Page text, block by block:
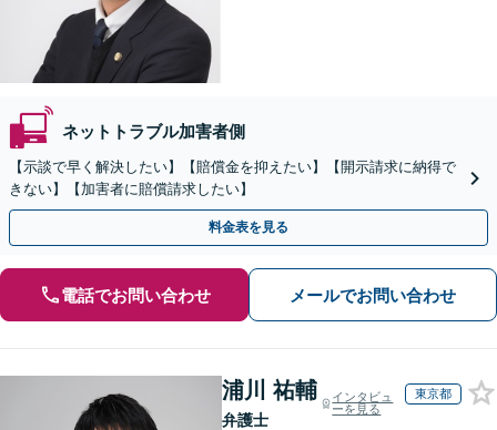
ネットトラブル加害者側
【示談で早く解決したい】【賠償金を抑えたい】【開示請求に納得で
きない】【加害者に賠償請求したい】
料金表を見る
電話でお問い合わせ メールでお問い合わせ
浦川 祐輔
弁護士
インタビュ
ーを見る
東京都